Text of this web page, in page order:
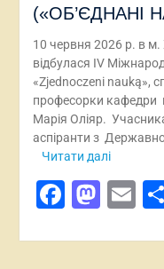
(«ОБ’ЄДНАНІ
10 червня 2026 р. в
відбулася IV
«Zjednoczeni nauką»,
професорки кафедри
Марія Оліяр.
аспіранти з
Читати далі